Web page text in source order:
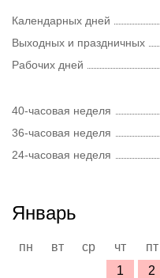
Календарных дней
Выходных и праздничных
Рабочих дней
40-часовая неделя
36-часовая неделя
24-часовая неделя
Январь
пн вт ср чт пт
1
2